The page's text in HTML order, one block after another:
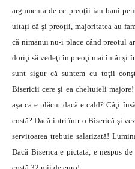
argumenta de ce preoţii iau bani
uitaţi că şi preoţii, majoritatea au
că nimănui nu-i place când preotul
doriţi să vedeţi în preoţi mai întâi şi
sunt sigur că suntem cu toţii
Bisericii cere şi ea cheltuieli
aşa că e plăcut dacă e cald? Câţi
costă? Dacă intri într-o Biserică şi
servitoarea trebuie salarizată!
Dacă Biserica e pictată, e nespus